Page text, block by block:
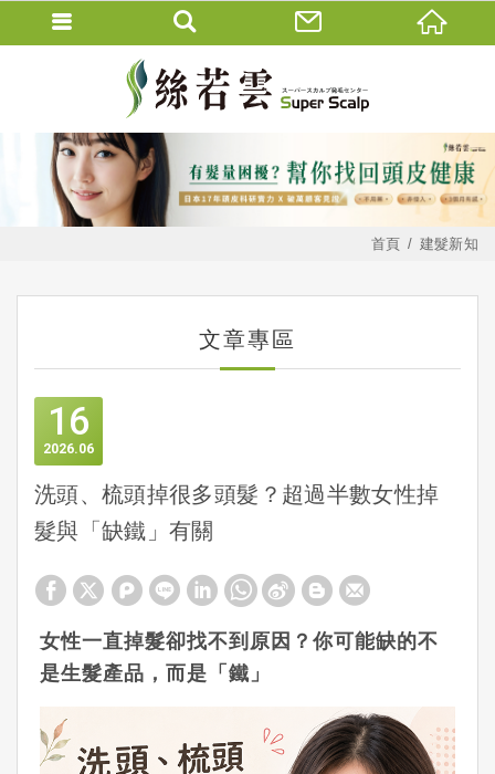
首頁 建髮新知
文章專區
16
06
2026
洗頭、梳頭掉很多頭髮？超過半數女性掉
髮與「缺鐵」有關
女性一直掉髮卻找不到原因？你可能缺的不
是生髮產品，而是「鐵」